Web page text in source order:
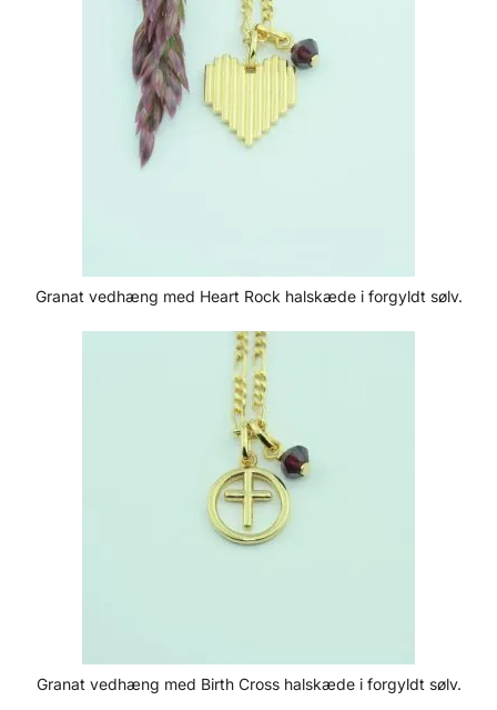
Granat vedhæng med Heart Rock halskæde i forgyldt sølv.
Granat vedhæng med Birth Cross halskæde i forgyldt sølv.